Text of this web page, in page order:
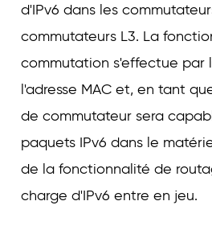
d'IPv6 dans les
commutateurs L3. La
commutation s'effectue par
l'adresse MAC et, en tant
de commutateur sera
paquets IPv6 dans le
de la fonctionnalité de
charge d'IPv6 entre en jeu.